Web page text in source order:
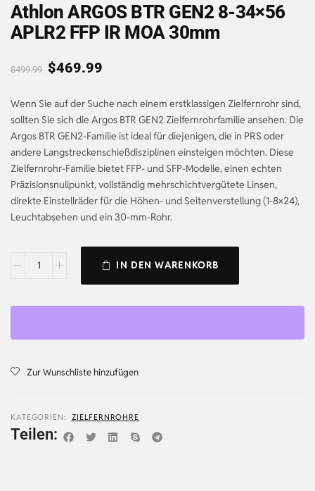
Athlon ARGOS BTR GEN2 8-34×56
APLR2 FFP IR MOA 30mm
$499.99 $469.99
Wenn Sie auf der Suche nach einem erstklassigen Zielfernrohr sind,
sollten Sie sich die Argos BTR GEN2 Zielfernrohrfamilie ansehen. Die
Argos BTR GEN2-Familie ist ideal für diejenigen, die in PRS oder
andere Langstreckenschießdisziplinen einsteigen möchten. Diese
Zielfernrohr-Familie bietet FFP- und SFP-Modelle, einen echten
Präzisionsnullpunkt, vollständig mehrschichtvergütete Linsen,
direkte Einstellräder für die Höhen- und Seitenverstellung (1-8×24),
Leuchtabsehen und ein 30-mm-Rohr.
IN DEN WARENKORB
Zur Wunschliste hinzufügen
KATEGORIEN: ZIELFERNROHRE
Teilen: